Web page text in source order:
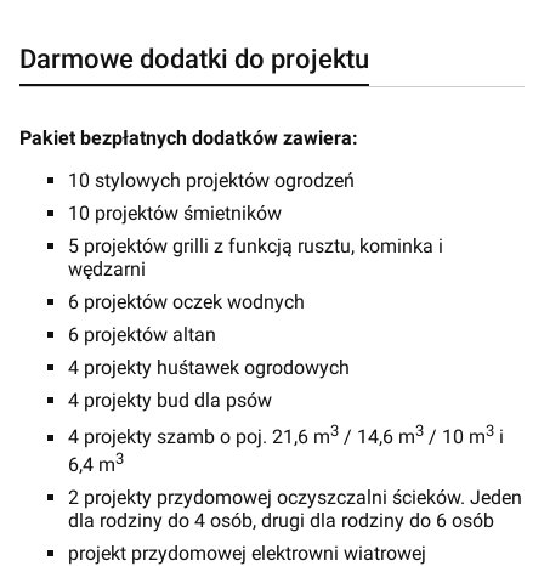
Darmowe dodatki do projektu
Pakiet bezpłatnych dodatków zawiera:
10 stylowych projektów ogrodzeń
10 projektów śmietników
5 projektów grilli z funkcją rusztu, kominka i
wędzarni
6 projektów oczek wodnych
6 projektów altan
4 projekty huśtawek ogrodowych
4 projekty bud dla psów
4 projekty szamb o poj. 21,6 m3 / 14,6 m3 / 10 m3 i
6,4 m3
2 projekty przydomowej oczyszczalni ścieków. Jeden
dla rodziny do 4 osób, drugi dla rodziny do 6 osób
projekt przydomowej elektrowni wiatrowej